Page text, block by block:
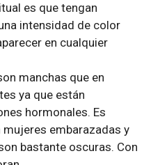
es que tengan
intensidad de color
en cualquier
manchas que en
ya que están
hormonales. Es
mujeres embarazadas y
bastante oscuras. Con